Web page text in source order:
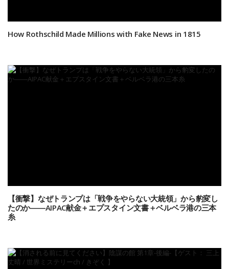
How Rothschild Made Millions with Fake News in 1815
【衝撃】なぜトランプは「戦争をやらない大統領」から豹変し
たのか――AIPAC献金＋エプスタイン文書＋ベルベラ港の三本
糸